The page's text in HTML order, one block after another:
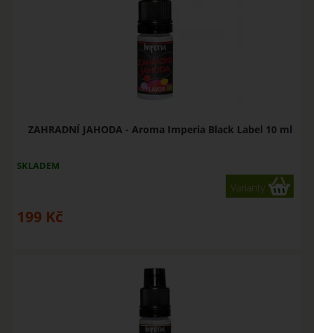
ZAHRADNÍ JAHODA - Aroma Imperia Black Label 10 ml
SKLADEM
Varianty
199 Kč